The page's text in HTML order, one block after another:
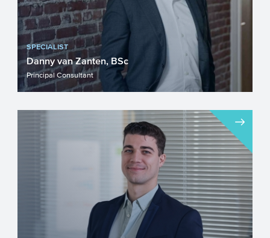
SPECIALIST
Danny van Zanten, BSc
Principal Consultant